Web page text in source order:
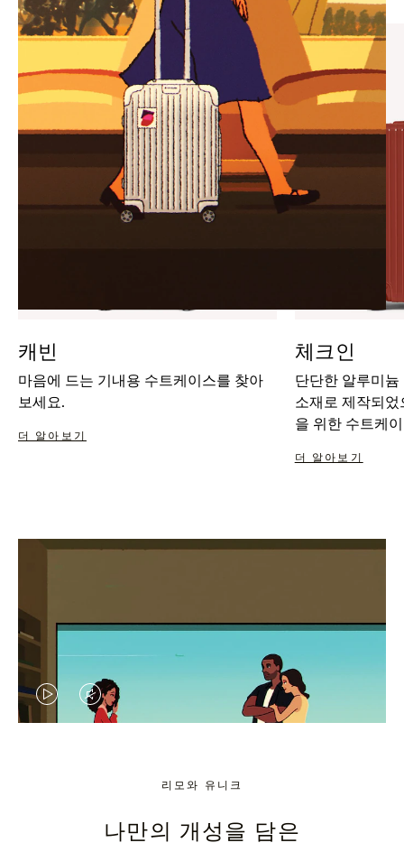
PAUSE
IT
UNMUTE
IT
캐빈
마음에 드는 기내용 수트케이스를 찾아
보세요.
더 알아보기
체크인
단단한 알루미
소재로 제작되
을 위한 수트케
더 알아보기
VIDEO
PRESS
VIDEO
MUTED,
PRESS
리모와 유니크
나만의 개성을 담은